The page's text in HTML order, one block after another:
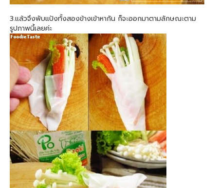
3.แล้วจึงพับแป้งทั้งสองข้างเข้าหากัน ก็จะออกมาตามลักษณะตาม
รูปภาพนี้เลยค่ะ